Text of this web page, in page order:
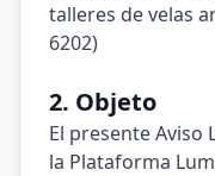
talleres de velas
6202)
2. Objeto
El presente Aviso
la Plataforma